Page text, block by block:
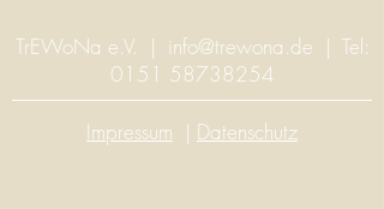
TrEWoNa e.V. | info@trewona.de | Tel:
0151 58738254
Impressum | Datenschutz